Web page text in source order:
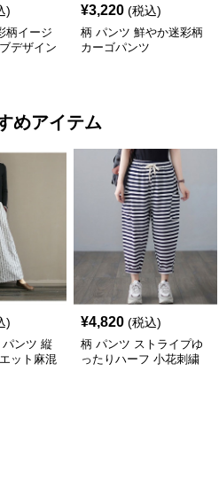
)
柄イージ
デザイン
¥3,220 (税込)
柄 パンツ 鮮やか迷彩柄
カーゴパンツ
めアイテム
)
パンツ 縦
ット麻混
¥4,820 (税込)
柄 パンツ ストライプゆ
ったりハーフ 小花刺繍